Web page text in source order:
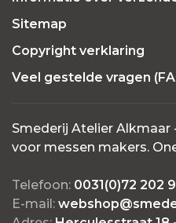
Sitemap
Copyright verklaring
Veel gestelde vragen
Smederij Atelier Alkmaar
voor messen makers.
Telefoon: 0031(0)72 202
E-mail: